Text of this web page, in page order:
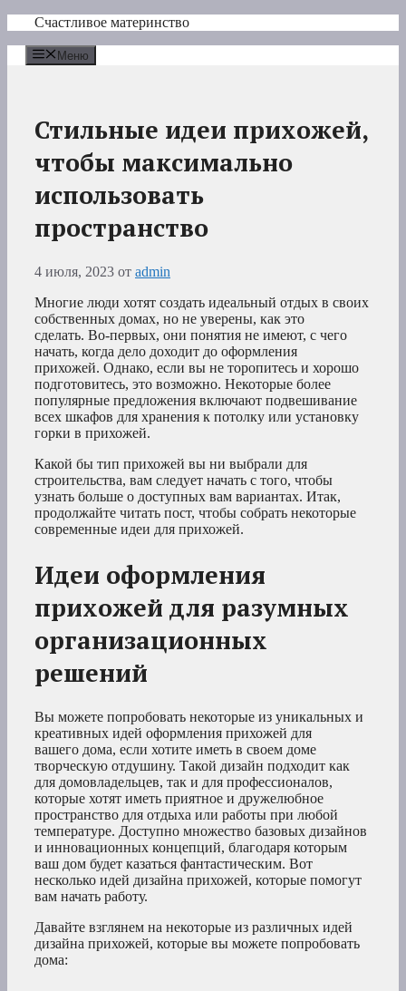
Перейти
содержимому
Счастливое материнство
Меню
Стильные идеи прихожей,
чтобы максимально
использовать
пространство
4 июля, 2023 от admin
Многие люди хотят создать идеальный отдых в своих
собственных домах, но не уверены, как это
сделать. Во-первых, они понятия не имеют, с чего
начать, когда дело доходит до оформления
прихожей. Однако, если вы не торопитесь и хорошо
подготовитесь, это возможно. Некоторые более
популярные предложения включают подвешивание
всех шкафов для хранения к потолку или установку
горки в прихожей.
Какой бы тип прихожей вы ни выбрали для
строительства, вам следует начать с того, чтобы
узнать больше о доступных вам вариантах. Итак,
продолжайте читать пост, чтобы собрать некоторые
современные идеи для прихожей.
Идеи оформления
прихожей для разумных
организационных
решений
Вы можете попробовать некоторые из уникальных и
креативных идей оформления прихожей для
вашего дома, если хотите иметь в своем доме
творческую отдушину. Такой дизайн подходит как
для домовладельцев, так и для профессионалов,
которые хотят иметь приятное и дружелюбное
пространство для отдыха или работы при любой
температуре. Доступно множество базовых дизайнов
и инновационных концепций, благодаря которым
ваш дом будет казаться фантастическим. Вот
несколько идей дизайна прихожей, которые помогут
вам начать работу.
Давайте взглянем на некоторые из различных идей
дизайна прихожей, которые вы можете попробовать
дома: